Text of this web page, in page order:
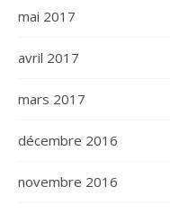
mai 2017
avril 2017
mars 2017
décembre 2016
novembre 2016